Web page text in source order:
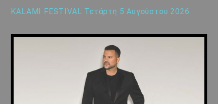
KALAMI FESTIVAL Τετάρτη 5 Αυγούστου 2026